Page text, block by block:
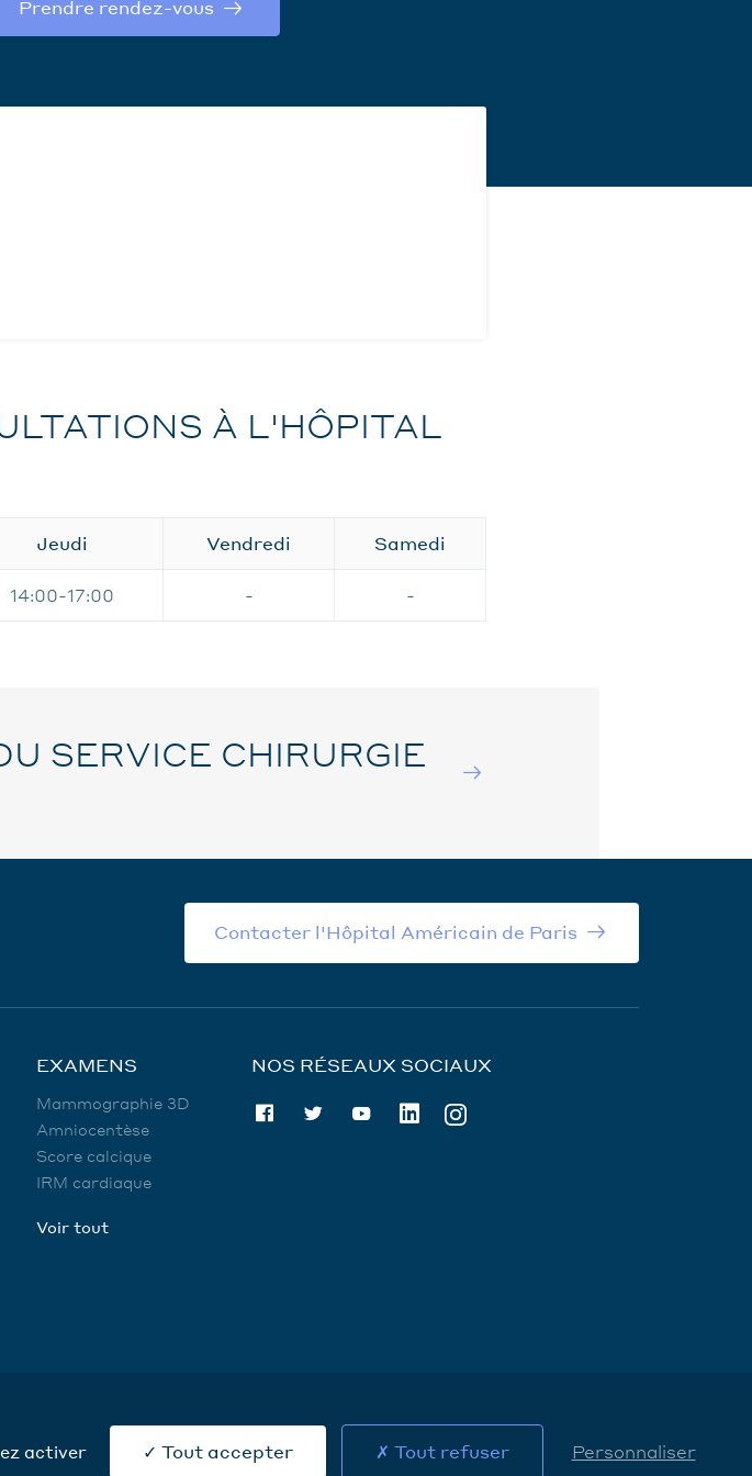
Prendre rendez-vous
À L'HÔPITAL
Jeudi Vendredi Samedi
14:00-17:00 - -
SERVICE CHIRURGIE
Contacter l'Hôpital Américain de Paris
EXAMENS
Mammographie 3D
Amniocentèse
Score calcique
IRM cardiaque
Voir tout
NOS RÉSEAUX SOCIAUX
activer Tout accepter Tout refuser Personnaliser